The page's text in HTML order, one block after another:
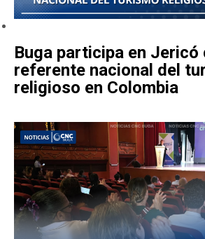
Buga participa en Jericó
referente nacional del
religioso en Colombia